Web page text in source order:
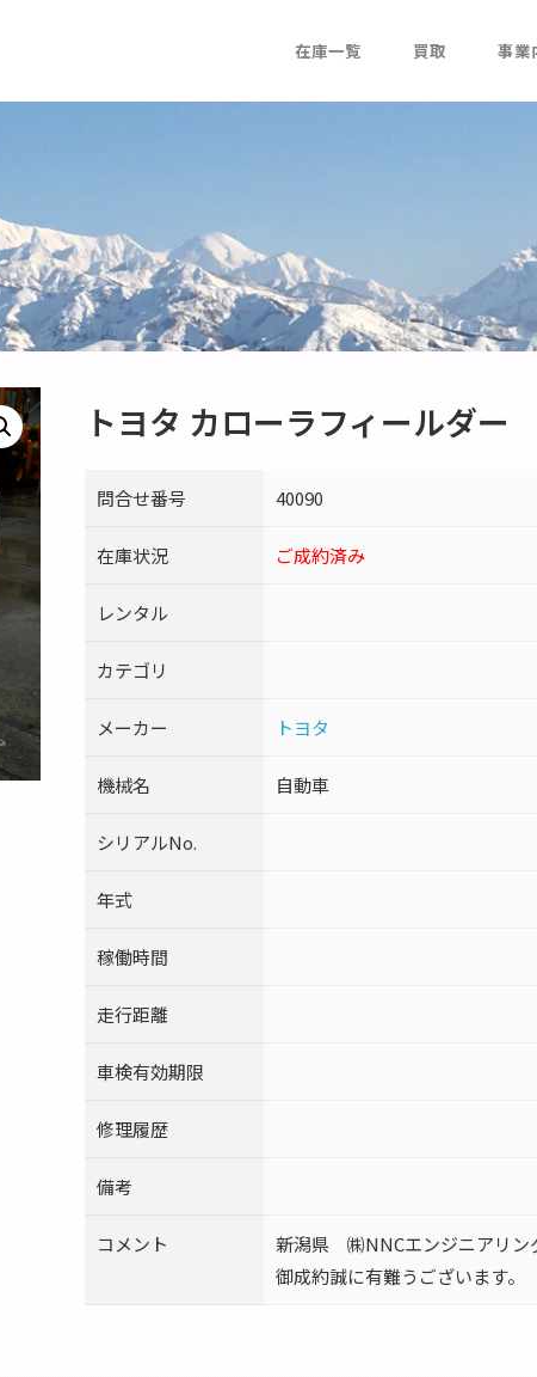
在庫一覧 買取 事業
トヨタ カローラフィールダー
問合せ番号 40090
在庫状況 ご成約済み
レンタル
カテゴリ
メーカー トヨタ
機械名 自動車
シリアルNo.
年式
稼働時間
走行距離
車検有効期限
修理履歴
備考
コメント
新潟県 ㈱NNCエンジニアリン
御成約誠に有難うございます。